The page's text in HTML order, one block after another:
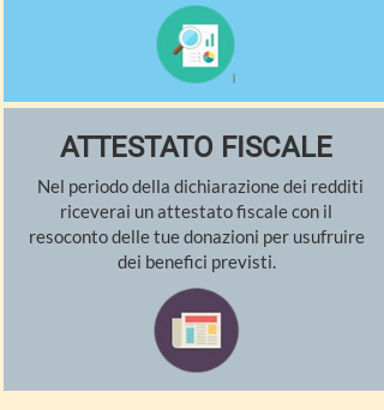
ATTESTATO FISCALE
Nel periodo della dichiarazione dei redditi
riceverai un attestato fiscale con il
resoconto delle tue donazioni per usufruire
dei benefici previsti.